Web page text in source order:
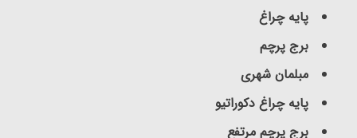
پایه چراغ
برج پرچم
مبلمان شهری
پایه چراغ دکوراتیو
برج پرچم مرتفع